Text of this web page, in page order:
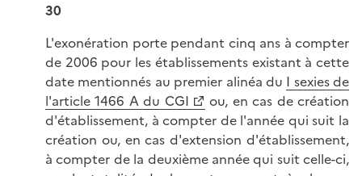
30
L'exonération porte pendant cinq ans à compter
de 2006 pour les établissements existant à cette
date mentionnés au premier alinéa du I sexies de
l'article 1466 A du CGI
ou, en cas de création
d'établissement, à compter de l'année qui suit la
création ou, en cas d'extension d'établissement,
à compter de la deuxième année qui suit celle-ci,